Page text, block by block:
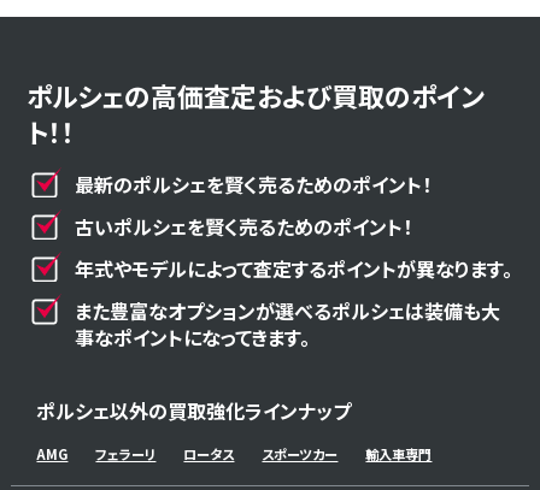
ポルシェの高価査定および買取のポイン
ト！！
最新のポルシェを賢く売るためのポイント！
古いポルシェを賢く売るためのポイント！
年式やモデルによって査定するポイントが異なります。
また豊富なオプションが選べるポルシェは装備も大
事なポイントになってきます。
ポルシェ以外の買取強化ラインナップ
AMG フェラーリ ロータス スポーツカー 輸入車専門